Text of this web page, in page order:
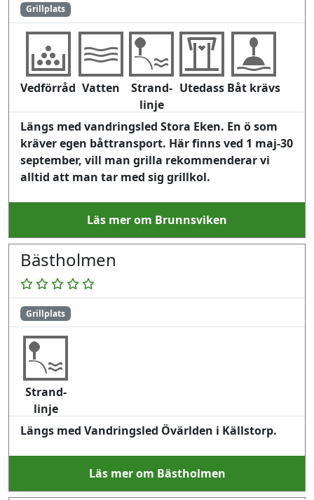
Grillplats
Vedförråd Vatten
Strand-
linje
Utedass Båt krävs
Längs med vandringsled Stora Eken. En ö som
kräver egen båttransport. Här finns ved 1 maj-30
september, vill man grilla rekommenderar vi
alltid att man tar med sig grillkol.
Läs mer om Brunnsviken
Bästholmen
Grillplats
Strand-
linje
Längs med Vandringsled Övärlden i Källstorp.
Läs mer om Bästholmen